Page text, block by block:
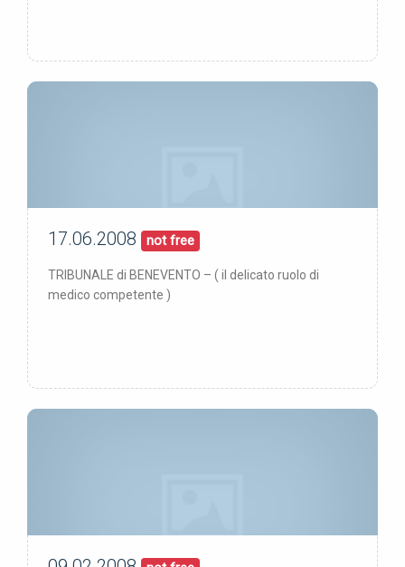
pubblicata: 17/06/08
17.06.2008 not free
TRIBUNALE di BENEVENTO – ( il delicato ruolo di
medico competente )
09/02/08